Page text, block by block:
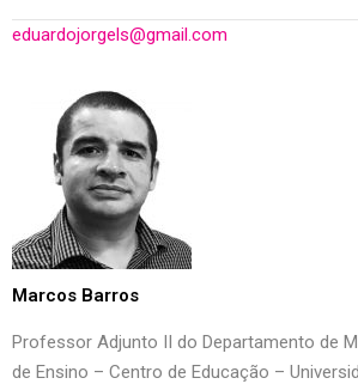
eduardojorgels@gmail.com
Marcos Barros
Professor Adjunto II do Departamento de
de Ensino – Centro de Educação –